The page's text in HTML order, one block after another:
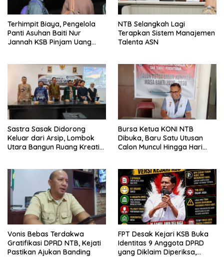
Terhimpit Biaya, Pengelola
Panti Asuhan Baiti Nur
Jannah KSB Pinjam Uang
Kunjung Tuntas
NTB Selangkah Lagi
Terapkan Sistem Manajemen
Talenta ASN
Sastra Sasak Didorong
Keluar dari Arsip, Lombok
Utara Bangun Ruang Kreatif
Bursa Ketua KONI NTB
Dibuka, Baru Satu Utusan
Calon Muncul Hingga Hari
Vonis Bebas Terdakwa
Gratifikasi DPRD NTB, Kejati
Pastikan Ajukan Banding
FPT Desak Kejari KSB Buka
Identitas 9 Anggota DPRD
yang Diklaim Diperiksa,